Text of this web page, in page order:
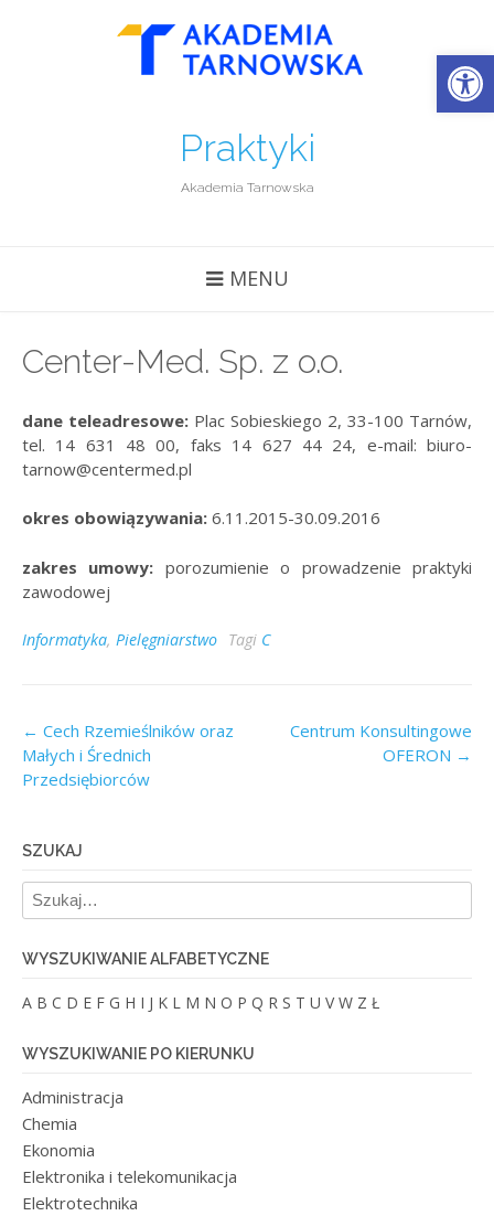
Praktyki
Akademia Tarnowska
MENU
Center-Med. Sp. z o.o.
dane teleadresowe: Plac Sobieskiego 2, 33-100 Tarnów,
tel. 14 631 48 00, faks 14 627 44 24, e-mail: biuro-
tarnow@centermed.pl
okres obowiązywania: 6.11.2015-30.09.2016
zakres umowy: porozumienie o prowadzenie praktyki
zawodowej
Informatyka, Pielęgniarstwo Tagi C
Post
navigation
← Cech Rzemieślników oraz
Małych i Średnich
Przedsiębiorców
Centrum Konsultingowe
OFERON →
SZUKAJ
WYSZUKIWANIE ALFABETYCZNE
A B C D E F G H I J K L M N O P Q R S T U V W Z Ł
WYSZUKIWANIE PO KIERUNKU
Administracja
Chemia
Ekonomia
Elektronika i telekomunikacja
Elektrotechnika